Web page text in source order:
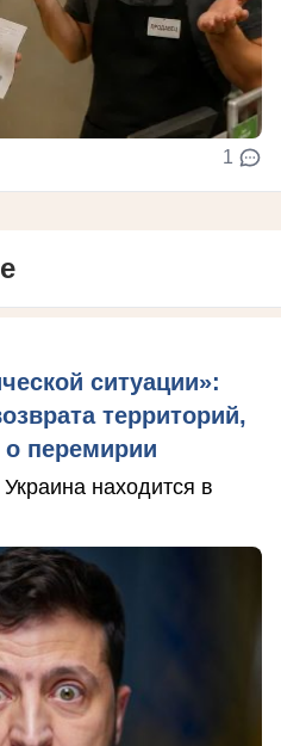
1
ситуации»:
территорий,
перемирии
находится в